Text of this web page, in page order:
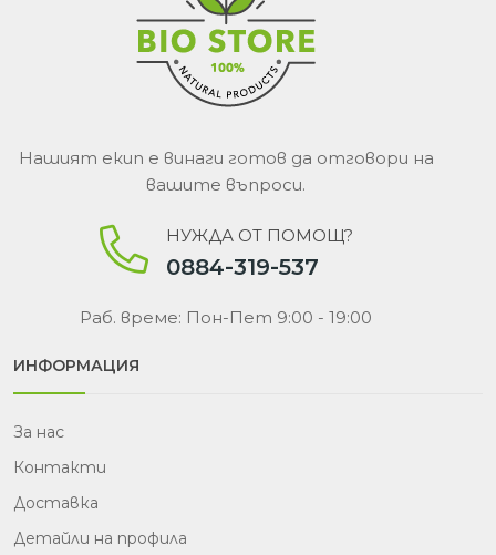
Нашият екип е винаги готов да отговори на
вашите въпроси.
НУЖДА ОТ ПОМОЩ?
0884-319-537
Раб. време: Пон-Пет 9:00 - 19:00
ИНФОРМАЦИЯ
За нас
Контакти
Доставка
Детайли на профила